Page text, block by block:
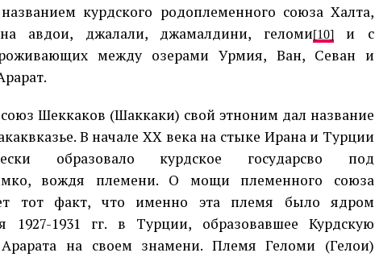
курдского родоплеменного союза Халта,
авдои, джалали, джамалдини, геломи[10]и с
между озерами Урмия, Ван, Севан и
Шеккаков (Шаккаки) свой этноним дал название
В начале ХХ века на стыке Ирана и Турции
образовало курдское государсво под
вождя племени. О мощи племенного союза
тот факт, что именно эта племя было ядром
1927-1931 гг. в Турции, образовавшее Курдскую
на своем знамени. Племя Геломи (Гелои)